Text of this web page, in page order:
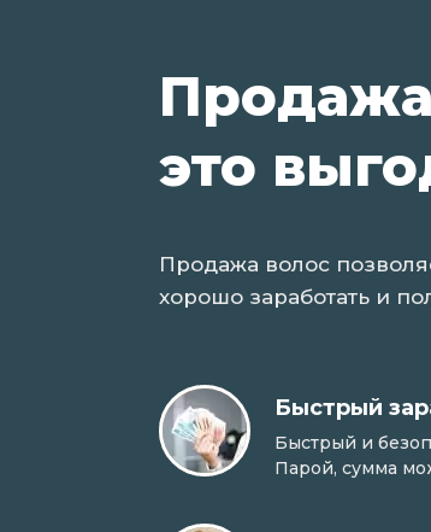
это
Продажа волос
хорошо заработать и
Быстрый
Быстрый и
Парой, сумма